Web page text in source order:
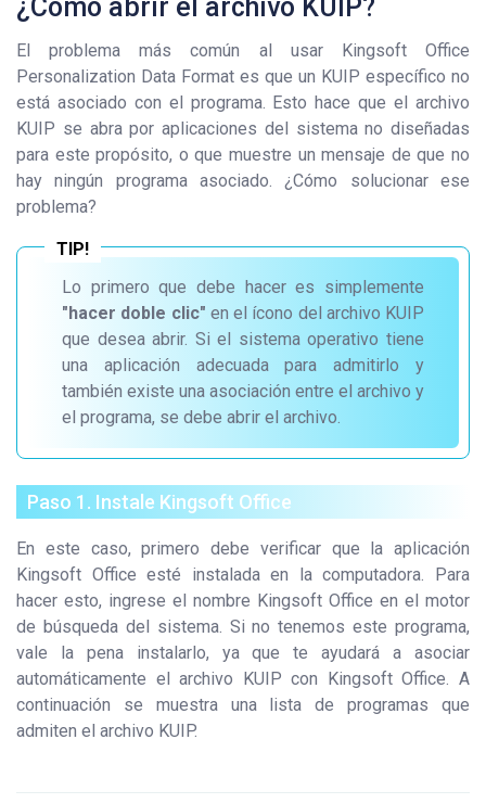
¿Cómo abrir el archivo KUIP?
El problema más común al usar Kingsoft Office
Personalization Data Format es que un KUIP específico no
está asociado con el programa. Esto hace que el archivo
KUIP se abra por aplicaciones del sistema no diseñadas
para este propósito, o que muestre un mensaje de que no
hay ningún programa asociado. ¿Cómo solucionar ese
problema?
Lo primero que debe hacer es simplemente
"hacer doble clic" en el ícono del archivo KUIP
que desea abrir. Si el sistema operativo tiene
una aplicación adecuada para admitirlo y
también existe una asociación entre el archivo y
el programa, se debe abrir el archivo.
Paso 1. Instale Kingsoft Office
En este caso, primero debe verificar que la aplicación
Kingsoft Office esté instalada en la computadora. Para
hacer esto, ingrese el nombre Kingsoft Office en el motor
de búsqueda del sistema. Si no tenemos este programa,
vale la pena instalarlo, ya que te ayudará a asociar
automáticamente el archivo KUIP con Kingsoft Office. A
continuación se muestra una lista de programas que
admiten el archivo KUIP.